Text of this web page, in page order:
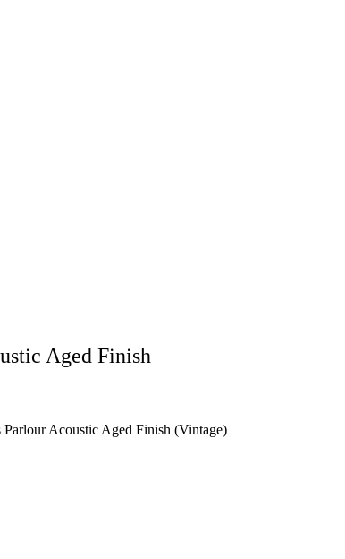
Aged Finish
Acoustic Aged Finish (Vintage)